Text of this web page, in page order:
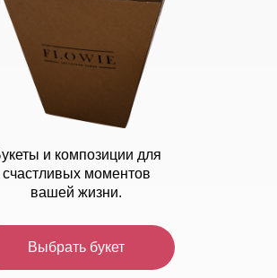
и композиции для
счастливых моментов
вашей жизни.
Выбрать букет